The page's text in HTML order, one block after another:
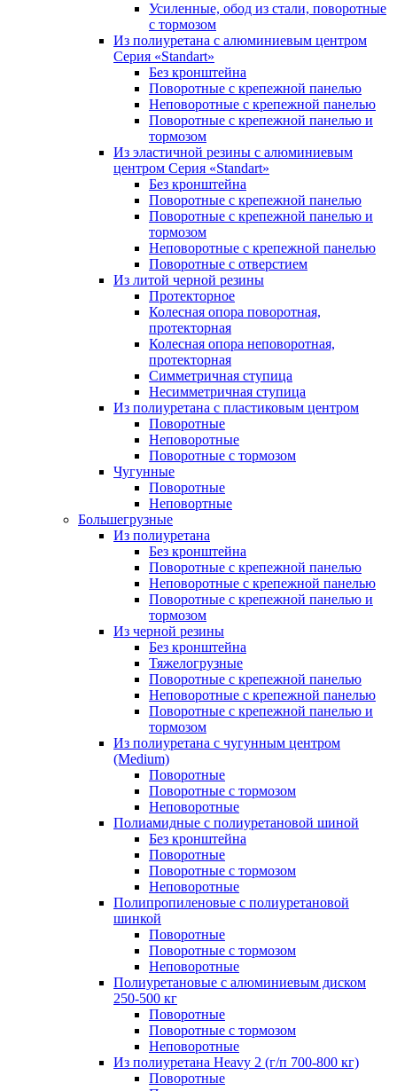
Усиленные, обод из стали, поворотные
с тормозом
Из полиуретана с алюминиевым центром
Серия «Standart»
Без кронштейна
Поворотные с крепежной панелью
Неповоротные с крепежной панелью
Поворотные с крепежной панелью и
тормозом
Из эластичной резины с алюминиевым
центром Серия «Standart»
Без кронштейна
Поворотные с крепежной панелью
Поворотные с крепежной панелью и
тормозом
Неповоротные с крепежной панелью
Поворотные с отверстием
Из литой черной резины
Протекторное
Колесная опора поворотная,
протекторная
Колесная опора неповоротная,
протекторная
Симметричная ступица
Несимметричная ступица
Из полиуретана с пластиковым центром
Поворотные
Неповоротные
Поворотные с тормозом
Чугунные
Поворотные
Неповортные
Большегрузные
Из полиуретана
Без кронштейна
Поворотные с крепежной панелью
Неповоротные с крепежной панелью
Поворотные с крепежной панелью и
тормозом
Из черной резины
Без кронштейна
Тяжелогрузные
Поворотные с крепежной панелью
Неповоротные с крепежной панелью
Поворотные с крепежной панелью и
тормозом
Из полиуретана с чугунным центром
(Medium)
Поворотные
Поворотные с тормозом
Неповоротные
Полиамидные с полиуретановой шиной
Без кронштейна
Поворотные
Поворотные с тормозом
Неповоротные
Полипропиленовые с полиуретановой
шинкой
Поворотные
Поворотные с тормозом
Неповоротные
Полиуретановые с алюминиевым диском
250-500 кг
Поворотные
Поворотные с тормозом
Неповоротные
Из полиуретана Heavy 2 (г/п 700-800 кг)
Поворотные